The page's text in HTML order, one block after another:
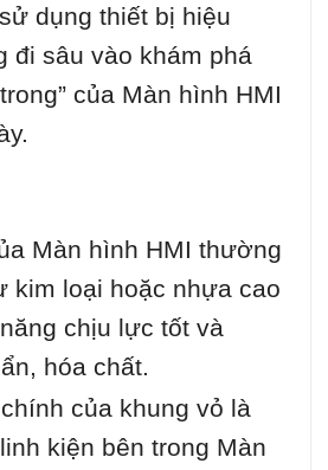
dụng thiết bị hiệu
đi sâu vào khám phá
của Màn hình HMI
Màn hình HMI thường
kim loại hoặc nhựa cao
chịu lực tốt và
hóa chất.
của khung vỏ là
kiện bên trong Màn